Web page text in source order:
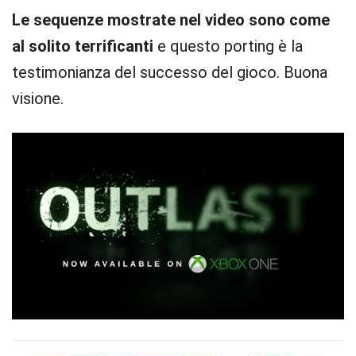
Le sequenze mostrate nel video sono come
al solito terrificanti e questo porting è la
testimonianza del successo del gioco. Buona
visione.